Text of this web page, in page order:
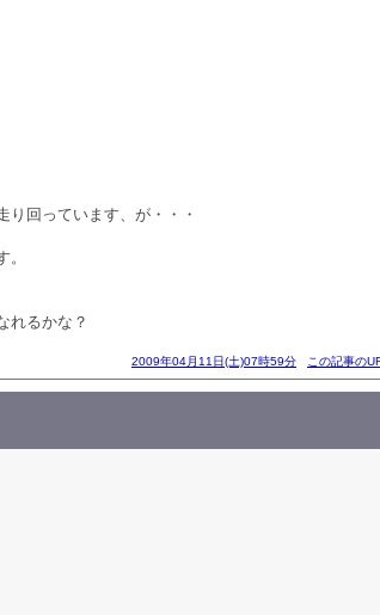
り回っています、が・・・
れるかな？
2009年04月11日(土)07時59分 この記事の